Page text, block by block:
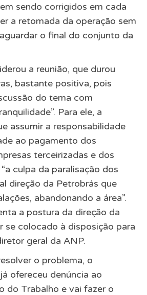
sendo corrigidos em cada
a retomada da operação sem
o final do conjunto da
a reunião, que durou
bastante positiva, pois
do tema com
Para ele, a
assumir a responsabilidade
ao pagamento dos
terceirizadas e dos
culpa da paralisação dos
direção da Petrobrás que
abandonando a área”.
a postura da direção da
se colocado à disposição para
geral da ANP.
o problema, o
ofereceu denúncia ao
do Trabalho e vai fazer o